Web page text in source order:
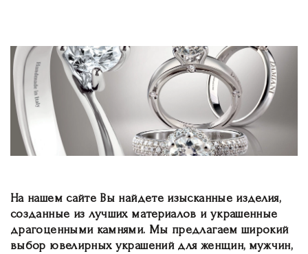
На нашем сайте Вы найдете изысканные изделия,
созданные из лучших материалов и украшенные
драгоценными камнями. Мы предлагаем широкий
выбор ювелирных украшений для женщин, мужчин,